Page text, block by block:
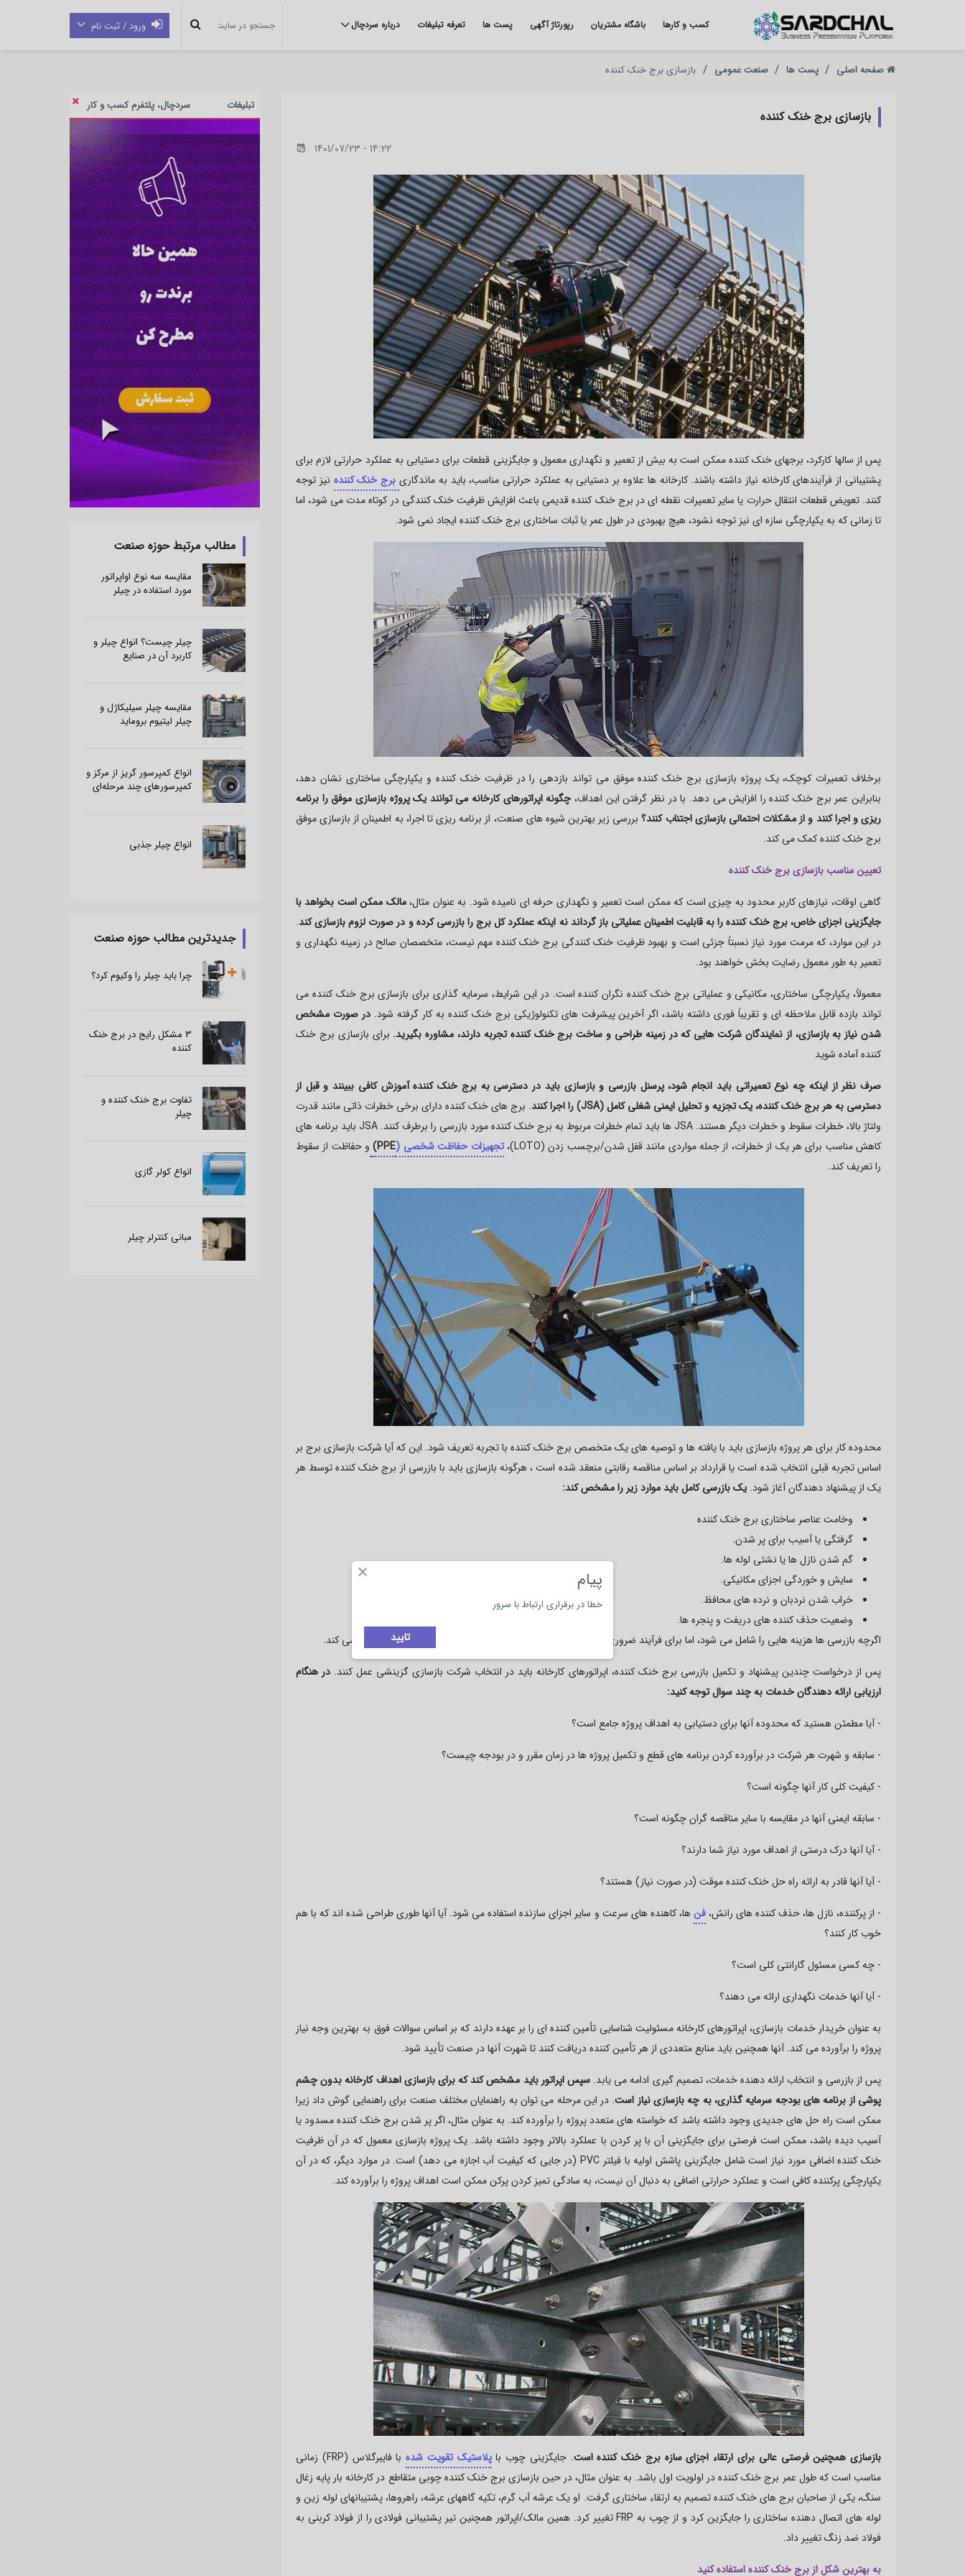
ورود / ثبت نام کسب و کارها باشگاه مشتریان رپورتاژ آگهی پست ها تعرفه تبلیغات درباره سردچال
صفحه اصلی پست ها صنعت عمومی بازسازی برج خنک کننده
بازسازی برج خنک کننده
1401/07/23 - 14:22
پس از سالها کارکرد، برجهای خنک کننده ممکن است به بیش از تعمیر و نگهداری معمول و جایگزینی قطعات برای دستیابی به عملکرد حرارتی لازم برای
پشتیبانی از فرآیندهای کارخانه نیاز داشته باشند. کارخانه ها علاوه بر دستیابی به عملکرد حرارتی مناسب، باید به ماندگاری برج خنک کننده نیز توجه
کنند. تعویض قطعات انتقال حرارت یا سایر تعمیرات نقطه ای در برج خنک کننده قدیمی باعث افزایش ظرفیت خنک کنندگی در کوتاه مدت می شود، اما
تا زمانی که به یکپارچگی سازه ای نیز توجه نشود، هیچ بهبودی در طول عمر یا ثبات ساختاری برج خنک کننده ایجاد نمی شود.
برخلاف تعمیرات کوچک، یک پروژه بازسازی برج خنک کننده موفق می تواند بازدهی را در ظرفیت خنک کننده و یکپارچگی ساختاری نشان دهد،
بنابراین عمر برج خنک کننده را افزایش می دهد. با در نظر گرفتن این اهداف، چگونه اپراتورهای کارخانه می توانند یک پروژه بازسازی موفق را برنامه
ریزی و اجرا کنند و از مشکلات احتمالی بازسازی اجتناب کنند؟ بررسی زیر بهترین شیوه های صنعت، از برنامه ریزی تا اجرا، به اطمینان از بازسازی موفق
برج خنک کننده کمک می کند.
تعیین مناسب بازسازی برج خنک کننده
گاهی اوقات، نیازهای کاربر محدود به چیزی است که ممکن است تعمیر و نگهداری حرفه ای نامیده شود. به عنوان مثال،مالک ممکن است بخواهد با
جایگزینی اجزای خاص، برج خنک کننده را به قابلیت اطمینان عملیاتی باز گرداند نه اینکه عملکرد کل برج را بازرسی کرده و در صورت لزوم بازسازی کند.
در این موارد، که مرمت مورد نیاز نسبتاً جزئی است و بهبود ظرفیت خنک کنندگی برج خنک کننده مهم نیست، متخصصان صالح در زمینه نگهداری و
تعمیر به طور معمول رضایت بخش خواهند بود.
معمولاً، یکپارچگی ساختاری، مکانیکی و عملیاتی برج خنک کننده نگران کننده است. در این شرایط، سرمایه گذاری برای بازسازی برج خنک کننده می
تواند بازده قابل ملاحظه ای و تقریباً فوری داشته باشد، اگر آخرین پیشرفت های تکنولوژیکی برج خنک کننده به کار گرفته شود.در صورت مشخص
شدن نیاز به بازسازی، از نمایندگان شرکت هایی که در زمینه طراحی و ساخت برج خنک کننده تجربه دارند، مشاوره بگیرید. برای بازسازی برج خنک
کننده آماده شوید
صرف نظر از اینکه چه نوع تعمیراتی باید انجام شود، پرسنل بازرسی و بازسازی باید در دسترسی به برج خنک کننده آموزش کافی ببینند و قبل از
دسترسی به هر برج خنک کننده، یک تجزیه و تحلیل ایمنی شغلی کامل (JSA) را اجرا کنند. برج های خنک کننده دارای برخی خطرات ذاتی مانند قدرت
ولتاژ بالا، خطرات سقوط و خطرات دیگر هستند. JSAها باید تمام خطرات مربوط به برج خنک کننده مورد بازرسی را برطرف کنند. JSA باید برنامه های
کاهش مناسب برای هر یک از خطرات، از جمله مواردی مانند قفل شدن/برچسب زدن (LOTO)،تجهیزات حفاظت شخصی (PPE
) و حفاظت از سقوط
را تعریف کند.
محدوده کار برای هر پروژه بازسازی باید با یافته ها و توصیه های یک متخصص برج خنک کننده با تجربه تعریف شود. این که آیا شرکت بازسازی برج بر
اساس تجربه قبلی انتخاب شده است یا قرارداد بر اساس مناقصه رقابتی منعقد شده است ، هرگونه بازسازی باید با بازرسی از برج خنک کننده توسط هر
یک از پیشنهاد دهندگان آغاز شود. یک بازرسی کامل باید موارد زیر را مشخص کند:
وخامت عناصر ساختاری برج خنک کننده
گرفتگی یا آسیب برای پر شدن.
گم شدن نازل ها یا نشتی لوله ها.
سایش و خوردگی اجزای مکانیکی.
خراب شدن نردبان و نرده های محافظ.
وضعیت حذف کننده های دریفت و پنجره ها.
اگرچه بازرسی ها هزینه هایی را شامل می شود، اما برای فرآیند ضروری است. نتایج بازرسی به طرفین در تعیین محدوده بازسازی کمک می کند.
پس از درخواست چندین پیشنهاد و تکمیل بازرسی برج خنک کننده، اپراتورهای کارخانه باید در انتخاب شرکت بازسازی گزینشی عمل کنند. در هنگام
ارزیابی ارائه دهندگان خدمات به چند سوال توجه کنید:
- آیا مطمئن هستید که محدوده آنها برای دستیابی به اهداف پروژه جامع است؟
- سابقه و شهرت هر شرکت در برآورده کردن برنامه های قطع و تکمیل پروژه ها در زمان مقرر و در بودجه چیست؟
- کیفیت کلی کار آنها چگونه است؟
- سابقه ایمنی آنها در مقایسه با سایر مناقصه گران چگونه است؟
- آیا آنها درک درستی از اهداف مورد نیاز شما دارند؟
- آیا آنها قادر به ارائه راه حل خنک کننده موقت (در صورت نیاز) هستند؟
- از پرکننده، نازل ها، حذف کننده های رانش،فنها، کاهنده های سرعت و سایر اجزای سازنده استفاده می شود. آیا آنها طوری طراحی شده اند که با هم
خوب کار کنند؟
- چه کسی مسئول گارانتی کلی است؟
- آیا آنها خدمات نگهداری ارائه می دهند؟
به عنوان خریدار خدمات بازسازی، اپراتورهای کارخانه مسئولیت شناسایی تأمین کننده ای را بر عهده دارند که بر اساس سوالات فوق به بهترین وجه نیاز
پروژه را برآورده می کند. آنها همچنین باید منابع متعددی از هر تأمین کننده دریافت کنند تا شهرت آنها در صنعت تأیید شود.
پس از بازرسی و انتخاب ارائه دهنده خدمات، تصمیم گیری ادامه می یابد.سپس اپراتور باید مشخص کند که برای بازسازی اهداف کارخانه بدون چشم
پوشی از برنامه های بودجه سرمایه گذاری، به چه بازسازی نیاز است. در این مرحله می توان به راهنمایان مختلف صنعت برای راهنمایی گوش داد زیرا
ممکن است راه حل های جدیدی وجود داشته باشد که خواسته های متعدد پروژه را برآورده کند. به عنوان مثال، اگر پر شدن برج خنک کننده مسدود یا
آسیب دیده باشد، ممکن است فرصتی برای جایگزینی آن با پر کردن با عملکرد بالاتر وجود داشته باشد. یک پروژه بازسازی معمول که در آن ظرفیت
خنک کننده اضافی مورد نیاز است شامل جایگزینی پاشش اولیه با فیلتر PVC(در جایی که کیفیت آب اجازه می دهد) است. در موارد دیگر، که در آن
یکپارچگی پرکننده کافی است و عملکرد حرارتی اضافی به دنبال آن نیست، به سادگی تمیز کردن پرکن ممکن است اهداف پروژه را برآورده کند.
بازسازی همچنین فرصتی عالی برای ارتقاء اجزای سازه برج خنک کننده است. جایگزینی چوب باپلاستیک تقویت شدهبا فایبرگلاس (FRP) زمانی
مناسب است که طول عمر برج خنک کننده در اولویت اول باشد. به عنوان مثال، در حین بازسازی برج خنک کننده چوبی متقاطع در کارخانه بار پایه زغال
سنگ، یکی از صاحبان برج های خنک کننده تصمیم به ارتقاء ساختاری گرفت. او یک عرشه آب گرم، تکیه گاههای عرشه، راهروها، پشتیبانهای لوله زین و
لوله های اتصال دهنده ساختاری را جایگزین کرد و از چوب به FRPتغییر کرد. همین مالک/اپراتور همچنین تیر پشتیبانی فولادی را از فولاد کربنی به
فولاد ضد زنگ تغییر داد.
به بهترین شکل از برج خنک کننده استفاده کنید
تبلیغات سردچال، پلتفرم کسب و کار
مطالب مرتبط حوزه صنعت
مقایسه سه نوع اواپراتور
مورد استفاده در چیلر
چیلر چیست؟ انواع چیلر و
کاربرد آن در صنایع
مقایسه چیلر سیلیکاژل و
چیلر لیتیوم بروماید
انواع کمپرسور گریز از مرکز و
کمپرسورهای چند مرحله‌ای
انواع چیلر جذبی
جدیدترین مطالب حوزه صنعت
چرا باید چیلر را وکیوم کرد؟
3 مشکل رایج در برج خنک
کننده
تفاوت برج خنک کننده و
چیلر
انواع کولر گازی
مبانی کنترلر چیلر
× پیام
خطا در برقراری ارتباط با سرور
تایید